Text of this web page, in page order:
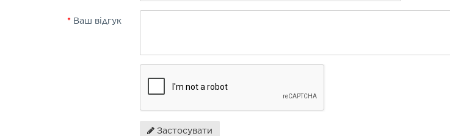
Ваш відгук
Застосувати